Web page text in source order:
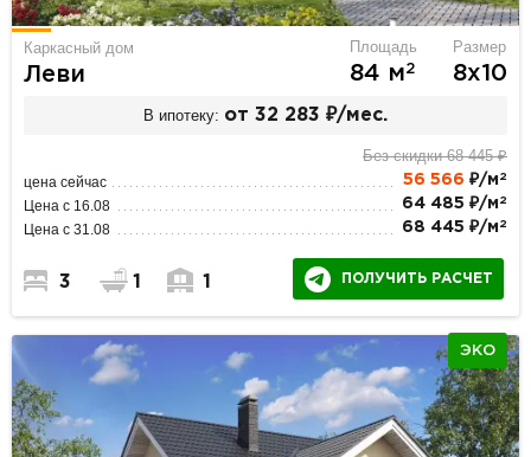
Каркасный дом
Леви
Площадь
84 м2
Размер
8х10
В ипотеку: от 32 283 ₽/мес.
Без скидки 68 445 ₽
цена сейчас 56 566 ₽/м 2
Цена с 16.08 64 485 ₽/м 2
Цена с 31.08 68 445 ₽/м 2
3 1 1 ПОЛУЧИТЬ РАСЧЕТ
ЭКО